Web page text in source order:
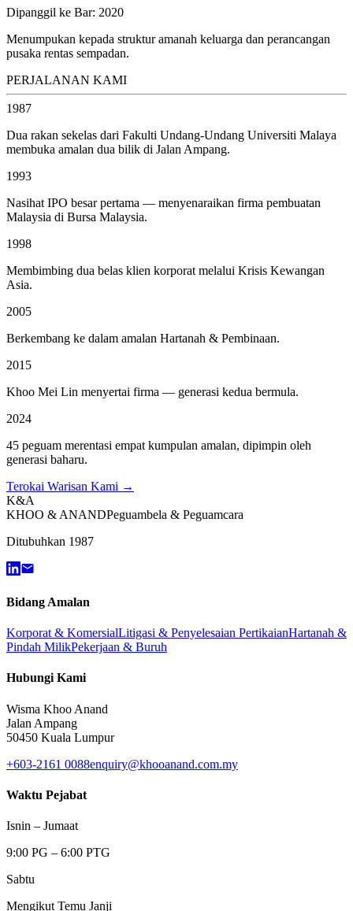
Dipanggil ke Bar: 2020
Menumpukan kepada struktur amanah keluarga dan perancangan
pusaka rentas sempadan.
PERJALANAN KAMI
1987
Dua rakan sekelas dari Fakulti Undang-Undang Universiti Malaya
membuka amalan dua bilik di Jalan Ampang.
1993
Nasihat IPO besar pertama — menyenaraikan firma pembuatan
Malaysia di Bursa Malaysia.
1998
Membimbing dua belas klien korporat melalui Krisis Kewangan
Asia.
2005
Berkembang ke dalam amalan Hartanah & Pembinaan.
2015
Khoo Mei Lin menyertai firma — generasi kedua bermula.
2024
45 peguam merentasi empat kumpulan amalan, dipimpin oleh
generasi baharu.
Terokai Warisan Kami →
K&A
KHOO & ANANDPeguambela & Peguamcara
Ditubuhkan 1987
Bidang Amalan
Korporat & KomersialLitigasi & Penyelesaian PertikaianHartanah &
Pindah MilikPekerjaan & Buruh
Hubungi Kami
Wisma Khoo Anand
Jalan Ampang
50450 Kuala Lumpur
+603-2161 0088enquiry@khooanand.com.my
Waktu Pejabat
Isnin – Jumaat
9:00 PG – 6:00 PTG
Sabtu
Mengikut Temu Janji